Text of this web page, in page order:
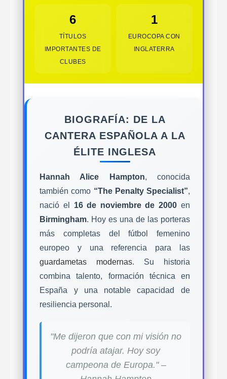
6
TÍTULOS
IMPORTANTES DE
CLUBES
1
EUROCOPA CON
INGLATERRA
BIOGRAFÍA: DE LA
CANTERA ESPAÑOLA A LA
ÉLITE INGLESA
Hannah Alice Hampton, conocida
también como “The Penalty Specialist”,
nació el 16 de noviembre de 2000 en
Birmingham. Hoy es una de las porteras
más completas del fútbol femenino
europeo y una referencia para las
guardametas modernas. Su historia
combina talento, formación técnica en
España y una notable capacidad de
resiliencia personal.
"Me dijeron que con mi visión no
podría atajar. Hoy soy
campeona de Europa." –